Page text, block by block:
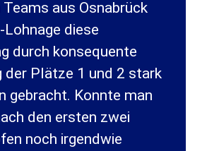
aus Osnabrück
Lohnage diese
durch konsequente
der Plätze 1 und 2 stark
gebracht. Konnte man
den ersten zwei
noch irgendwie